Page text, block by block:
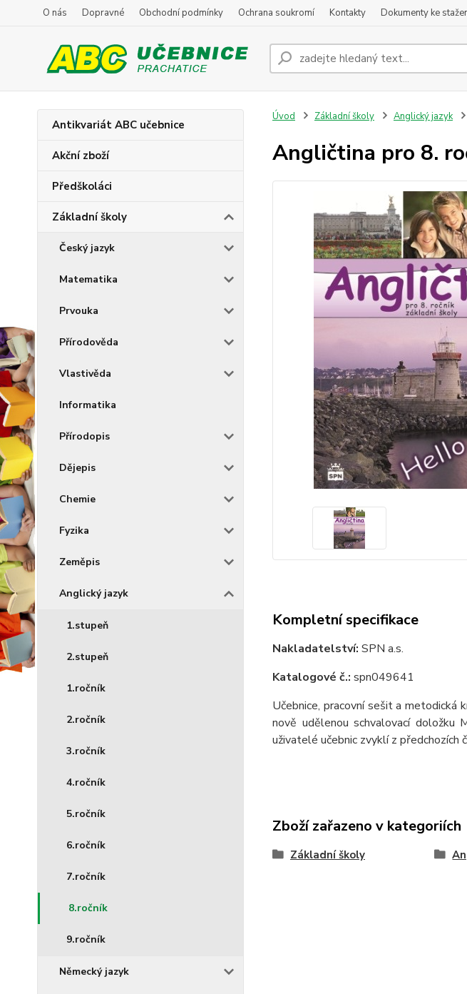
O nás Dopravné Obchodní podmínky Ochrana soukromí Kontakty Dokumenty ke
Antikvariát ABC učebnice
Akční zboží
Předškoláci
Základní školy
Český jazyk
Matematika
Prvouka
Přírodověda
Vlastivěda
Informatika
Přírodopis
Dějepis
Chemie
Fyzika
Zeměpis
Anglický jazyk
1.stupeň
2.stupeň
1.ročník
2.ročník
3.ročník
4.ročník
5.ročník
6.ročník
7.ročník
8.ročník
9.ročník
Německý jazyk
Úvod Základní školy Anglický jazyk
Angličtina pro 8.
Kompletní specifikace
Nakladatelství: SPN a.s.
Katalogové č.: spn049641
Učebnice, pracovní sešit a metodická
nově udělenou schvalovací doložku
uživatelé učebnic zvyklí z předchozích
Zboží zařazeno v kategoriích
Základní školy